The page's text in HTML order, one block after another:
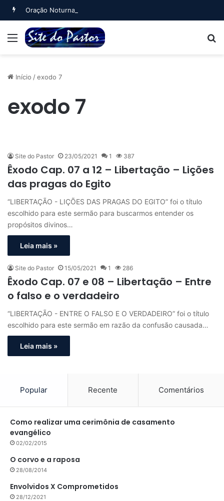
Oração Noturna (Salmo 4)
Menu
Início /exodo 7
exodo 7
Site do Pastor 23/05/2021 1 387
Êxodo Cap. 07 a 12 – Libertação – Lições
das pragas do Egito
“LIBERTAÇÃO - LIÇÕES DAS PRAGAS DO EGITO” foi o título
escolhido para este sermão para buscarmos entender os
propósitos divinos…
Leia mais »
Site do Pastor 15/05/2021 1 286
Êxodo Cap. 07 e 08 – Libertação – Entre
o falso e o verdadeiro
“LIBERTAÇÃO - ENTRE O FALSO E O VERDADEIRO” foi o título
escolhido para este sermão em razão da confusão causada…
Leia mais »
Popular Recente Comentários
Como realizar uma cerimônia de casamento
evangélico
02/02/2015
O corvo e a raposa
28/08/2014
Envolvidos X Comprometidos
28/12/2021